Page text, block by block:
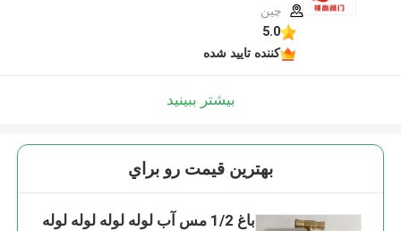
چین
5.0
کننده تایید شده
بیشتر ببینید
بهترين قيمت رو براي
باغ 1/2 مس آب لوله لوله لوله لوله